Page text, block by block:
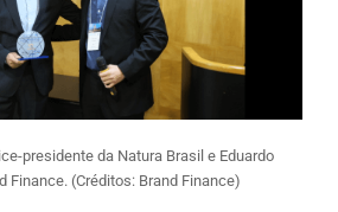
presidente da Natura Brasil e Eduardo
Finance. (Créditos: Brand Finance)